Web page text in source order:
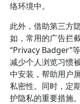
络环境中。
此外，借助第三方
如，常用的广告拦
“Privacy Badger”
减少个人浏览习惯
中安装，帮助用户
私密性。同时，定
护隐私的重要措施。